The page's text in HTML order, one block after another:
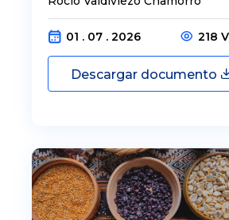
01 . 07 . 2026 218
Descargar documento